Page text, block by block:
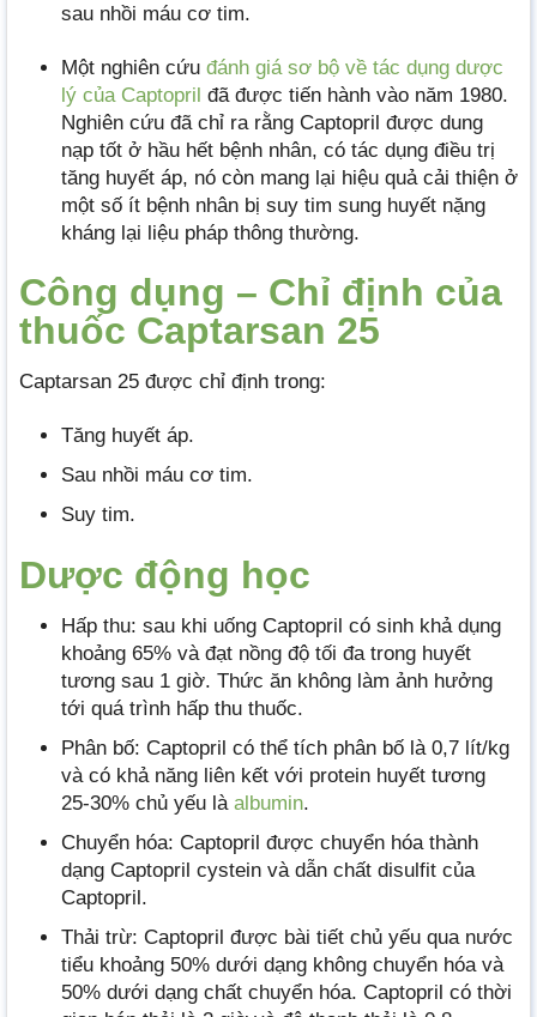
sau nhồi máu cơ tim.
Một nghiên cứu đánh giá sơ bộ về tác dụng dược
lý của Captopril đã được tiến hành vào năm 1980.
Nghiên cứu đã chỉ ra rằng Captopril được dung
nạp tốt ở hầu hết bệnh nhân, có tác dụng điều trị
tăng huyết áp, nó còn mang lại hiệu quả cải thiện ở
một số ít bệnh nhân bị suy tim sung huyết nặng
kháng lại liệu pháp thông thường.
Công dụng – Chỉ định của
thuốc Captarsan 25
Captarsan 25 được chỉ định trong:
Tăng huyết áp.
Sau nhồi máu cơ tim.
Suy tim.
Dược động học
Hấp thu: sau khi uống Captopril có sinh khả dụng
khoảng 65% và đạt nồng độ tối đa trong huyết
tương sau 1 giờ. Thức ăn không làm ảnh hưởng
tới quá trình hấp thu thuốc.
Phân bố: Captopril có thể tích phân bố là 0,7 lít/kg
và có khả năng liên kết với protein huyết tương
25-30% chủ yếu là albumin.
Chuyển hóa: Captopril được chuyển hóa thành
dạng Captopril cystein và dẫn chất disulfit của
Captopril.
Thải trừ: Captopril được bài tiết chủ yếu qua nước
tiểu khoảng 50% dưới dạng không chuyển hóa và
50% dưới dạng chất chuyển hóa. Captopril có thời